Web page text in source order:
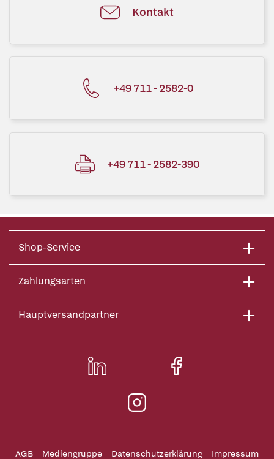
Kontakt
+49 711 - 2582-0
+49 711 - 2582-390
Shop-Service
Zahlungsarten
Hauptversandpartner
AGB Mediengruppe Datenschutzerklärung Impressum